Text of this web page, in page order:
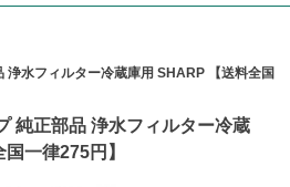
水フィルター冷蔵庫用 SHARP 【送料全国
純正部品 浄水フィルター冷蔵
一律275円】